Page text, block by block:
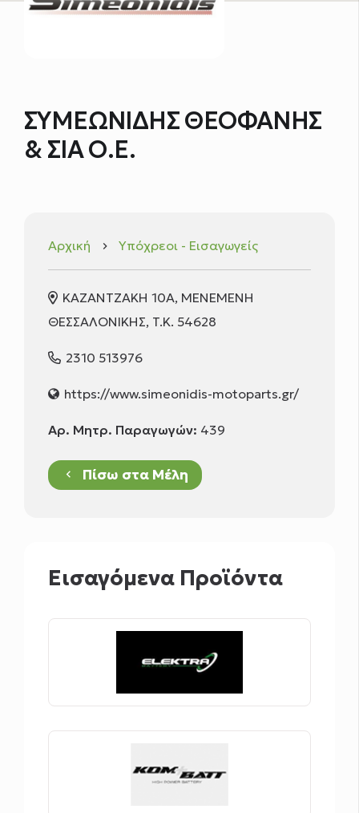
ΣΥΜΕΩΝΙΔΗΣ ΘΕΟΦΑΝΗΣ
& ΣΙΑ Ο.Ε.
Αρχική keyboard_arrow_right Υπόχρεοι - Εισαγωγείς
ΚΑΖΑΝΤΖΑΚΗ 10Α, ΜΕΝΕΜΕΝΗ
ΘΕΣΣΑΛΟΝΙΚΗΣ, T.K. 54628
2310 513976
https://www.simeonidis-motoparts.gr/
Αρ. Μητρ. Παραγωγών: 439
keyboard_arrow_left Πίσω στα Μέλη
Εισαγόμενα Προϊόντα